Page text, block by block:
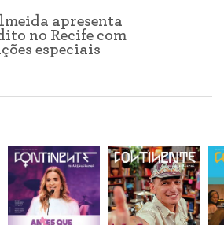
apresenta
no Recife com
especiais